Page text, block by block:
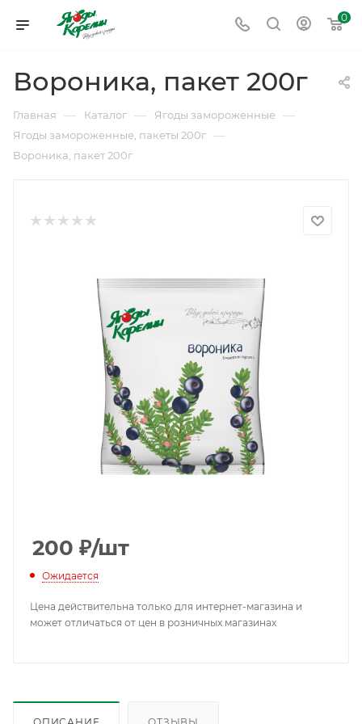
0
Вороника, пакет 200г
Главная — Каталог — Ягоды замороженные —
Ягоды замороженные, пакеты 200г —
Вороника, пакет 200г
200 ₽/шт
Ожидается
Цена действительна только для интернет-магазина и
может отличаться от цен в розничных магазинах